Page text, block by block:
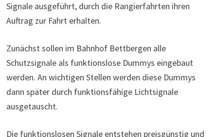
Signale ausgeführt, durch die Rangierfahrten ihren
Auftrag zur Fahrt erhalten.
Zunächst sollen im Bahnhof Bettbergen alle
Schutzsignale als funktionslose Dummys eingebaut
werden. An wichtigen Stellen werden diese Dummys
dann später durch funktionsfähige Lichtsignale
ausgetauscht.
Die funktionslosen Signale entstehen preisgünstig und